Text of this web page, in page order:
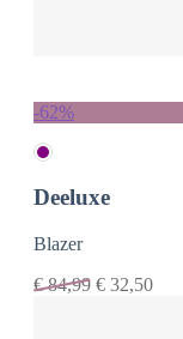
-62%
Deeluxe
Blazer
€84,99 € 32,50